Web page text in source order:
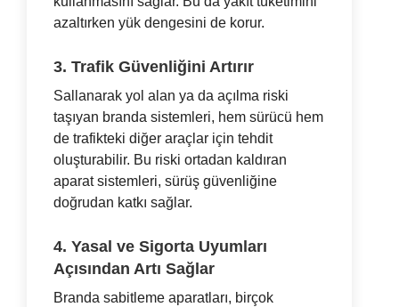
azaltırken yük dengesini de korur.
3. Trafik Güvenliğini Artırır
Sallanarak yol alan ya da açılma riski
taşıyan branda sistemleri, hem sürücü hem
de trafikteki diğer araçlar için tehdit
oluşturabilir. Bu riski ortadan kaldıran
aparat sistemleri, sürüş güvenliğine
doğrudan katkı sağlar.
4. Yasal ve Sigorta Uyumları
Açısından Artı Sağlar
Branda sabitleme aparatları, birçok